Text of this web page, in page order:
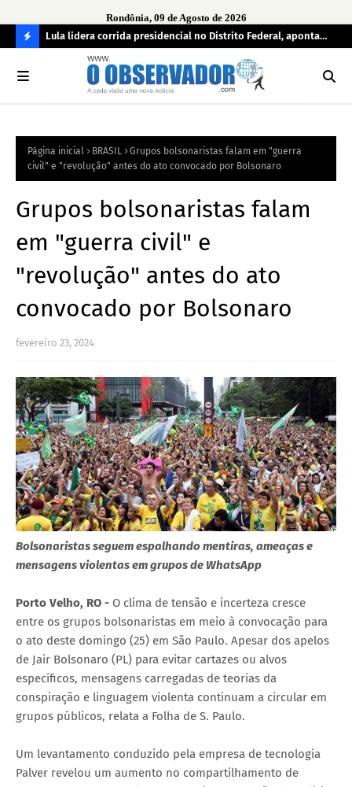
Rondônia, 09 de Agosto de 2026
O
R
Lula lidera corrida presidencial no Distrito Federal, aponta
pesquisa; Flávio Bolsonaro aparece em segundo
Página inicial BRASIL
Grupos bolsonaristas falam em "guerra
civil" e "revolução" antes do ato convocado por Bolsonaro
Grupos bolsonaristas falam
em "guerra civil" e
"revolução" antes do ato
convocado por Bolsonaro
fevereiro 23, 2024
Bolsonaristas seguem espalhando mentiras, ameaças e
mensagens violentas em grupos de WhatsApp
Porto Velho, RO - O clima de tensão e incerteza cresce
entre os grupos bolsonaristas em meio à convocação para
o ato deste domingo (25) em São Paulo. Apesar dos apelos
de Jair Bolsonaro (PL) para evitar cartazes ou alvos
específicos, mensagens carregadas de teorias da
conspiração e linguagem violenta continuam a circular em
grupos públicos, relata a Folha de S. Paulo.
Um levantamento conduzido pela empresa de tecnologia
Palver revelou um aumento no compartilhamento de